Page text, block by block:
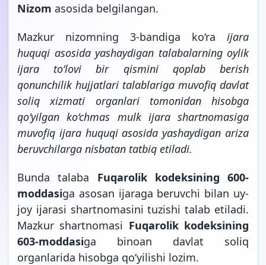
Nizom asosida belgilangan.
Mazkur nizomning 3-bandiga ko‘ra ijara
huquqi asosida yashaydigan talabalarning oylik
ijara to‘lovi bir qismini qoplab berish
qonunchilik hujjatlari talablariga muvofiq davlat
soliq xizmati organlari tomonidan hisobga
qo‘yilgan ko‘chmas mulk ijara shartnomasiga
muvofiq ijara huquqi asosida yashaydigan ariza
beruvchilarga nisbatan tatbiq etiladi.
Bunda talaba Fuqarolik kodeksining 600-
moddasiga asosan ijaraga beruvchi bilan uy-
joy ijarasi shartnomasini tuzishi talab etiladi.
Mazkur shartnomasi Fuqarolik kodeksining
603-moddasiga binoan davlat soliq
organlarida hisobga qo‘yilishi lozim.